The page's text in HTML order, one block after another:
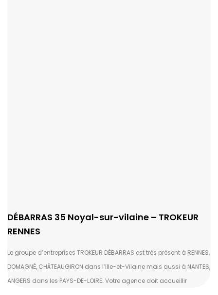
DÉBARRAS 35 Noyal-sur-vilaine – TROKEUR
RENNES
Le groupe d’entreprises TROKEUR DÉBARRAS est très présent à RENNES,
DOMAGNÉ, CHÂTEAUGIRON dans l’Ille-et-Vilaine mais aussi à NANTES,
ANGERS dans les PAYS-DE-LOIRE. Votre agence doit accueillir